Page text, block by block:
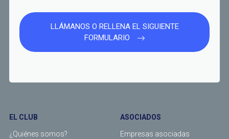
LLÁMANOS O RELLENA EL SIGUIENTE
FORMULARIO
EL CLUB
¿Quiénes somos?
ASOCIADOS
Empresas asociadas